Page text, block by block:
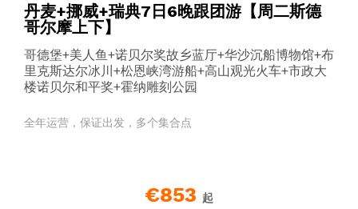
丹麦+挪威+瑞典7日6晚跟团游【周二斯德
哥尔摩上下】
哥德堡+美人鱼+诺贝尔奖故乡蓝厅+华沙沉船博物馆+布
里克斯达尔冰川+松恩峡湾游船+高山观光火车+市政大
楼诺贝尔和平奖+霍纳雕刻公园
全年运营，保证出发，多个集合点
€853 起